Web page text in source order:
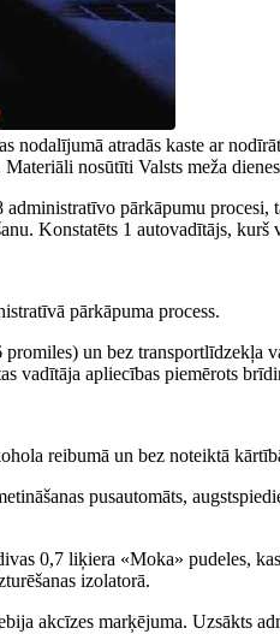
atradās kaste ar
nosūtīti Valsts meža
pārkāpumu procesi,
Konstatēts 1 autovadītājs,
pārkāpuma process.
un bez transportlīdzekļa
vadītāja apliecības piemērots
reibumā un bez noteiktā
pusautomāts,
0,7 liķiera «Moka» pudeles,
izolatorā.
akcīzes marķējuma. Uzsākts